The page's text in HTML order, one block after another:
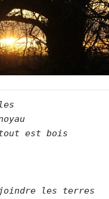
tout est bois
les terres